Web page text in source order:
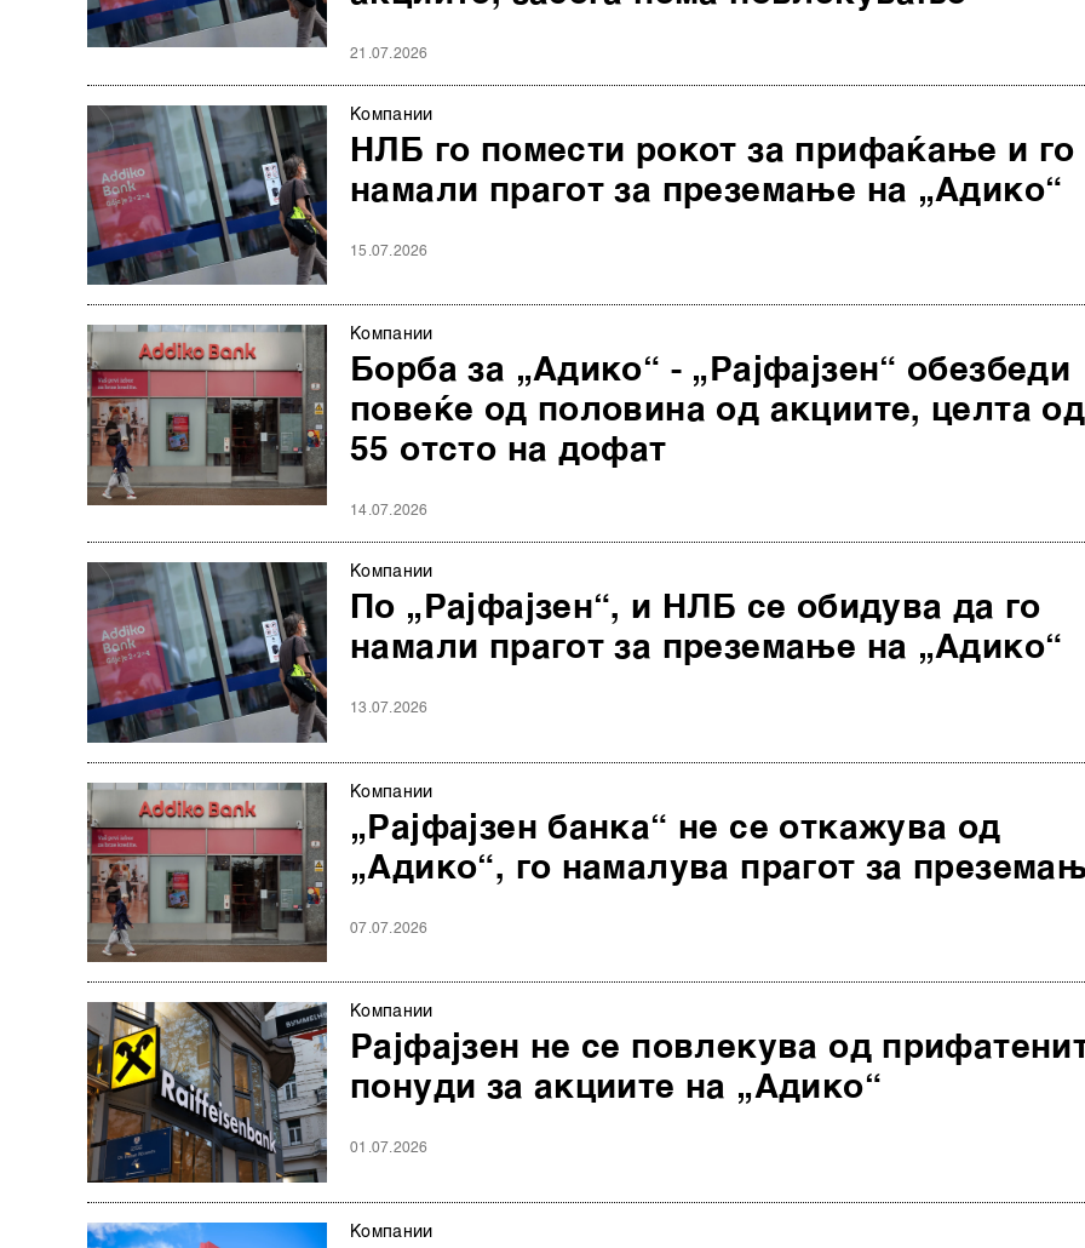
21.07.2026
Компании
НЛБ го помести рокот за прифаќање и го
намали прагот за преземање на „Адико“
15.07.2026
Компании
Борба за „Адико“ - „Рајфајзен“ обезбеди
повеќе од половина од акциите, целта од
55 отсто на дофат
14.07.2026
Компании
По „Рајфајзен“, и НЛБ се обидува да го
намали прагот за преземање на „Адико“
13.07.2026
Компании
„Рајфајзен банка“ не се откажува од
„Адико“, го намалува прагот за
07.07.2026
Компании
Рајфајзен не се повлекува од
понуди за акциите на „Адико“
01.07.2026
Компании